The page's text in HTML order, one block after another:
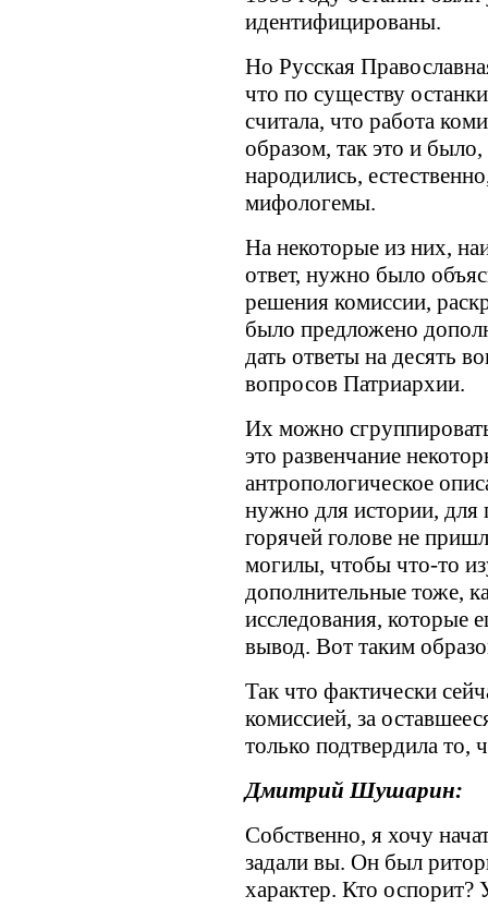
идентифицированы.
Но Русская
что по существу
считала, что работа
образом, так это и
народились,
мифологемы.
На некоторые из них,
ответ, нужно было
решения комиссии,
было предложено
дать ответы на десять
вопросов Патриархии.
Их можно
это развенчание
антропологическое
нужно для истории, для
горячей голове не
могилы, чтобы что-то
дополнительные тоже,
исследования, которые
вывод. Вот таким
Так что фактически
комиссией, за
только подтвердила то,
Дмитрий Шушарин:
Собственно, я хочу
задали вы. Он был
характер. Кто